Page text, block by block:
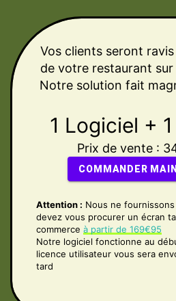
Vos clients seront
de votre restaurant
Notre solution fait
1 Logiciel +
Prix de vente :
COMMANDER
Attention : Nous ne
devez vous procurer un écran
commerce à partir de 169€95
Notre logiciel fonctionne au
licence utilisateur vous sera
tard